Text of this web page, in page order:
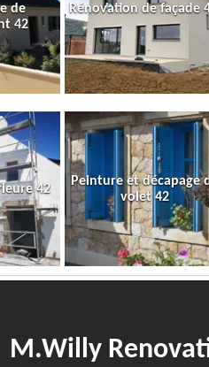
de
42
Rénovation de façade
42
Peinture et décapage
volet 42
M.Willy